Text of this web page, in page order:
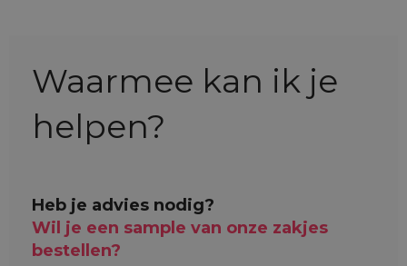
Waarmee kan ik je
helpen?
Heb je advies nodig?
Wil je een sample van onze zakjes
bestellen?